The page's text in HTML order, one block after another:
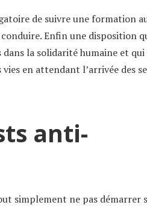
de suivre une formation
Enfin une disposition
la solidarité humaine et
en attendant l’arrivée des
anti-
simplement ne pas démarrer